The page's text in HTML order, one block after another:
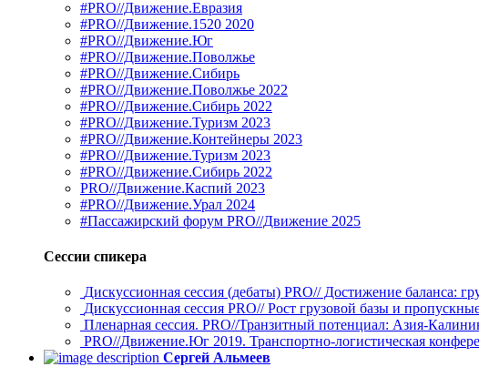
#PRO//Движение.Евразия
#PRO//Движение.1520 2020
#PRO//Движение.Юг
#PRO//Движение.Поволжье
#PRO//Движение.Сибирь
#PRO//Движение.Поволжье 2022
#PRO//Движение.Сибирь 2022
#PRO//Движение.Туризм 2023
#PRO//Движение.Контейнеры 2023
#PRO//Движение.Туризм 2023
#PRO//Движение.Сибирь 2022
PRO//Движение.Каспий 2023
#PRO//Движение.Урал 2024
#Пассажирский форум PRO//Движение 2025
Сессии спикера
Дискуссионная сессия (дебаты) PRO// Достижение баланса:
Дискуссионная сессия PRO// Рост грузовой базы и
Пленарная сессия. PRO//Транзитный потенциал: Азия-
PRO//Движение.Юг 2019. Транспортно-логистическая
Сергей Альмеев